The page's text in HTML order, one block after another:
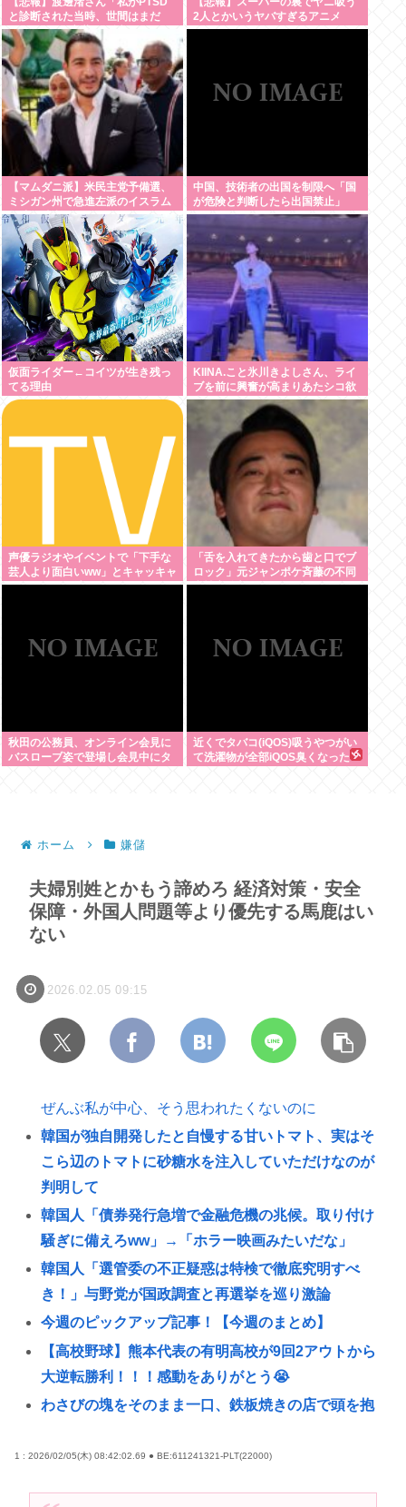
と診断された当時、世間はまだ
PTSDという言葉は浸透されてい
ませんでした」
2人とかいうヤバすぎるアニメ
【マムダニ派】米民主党予備選、
ミシガン州で急進左派のイスラム
教徒が勝利
中国、技術者の出国を制限へ「国
が危険と判断したら出国禁止」
仮面ライダー←コイツが生き残っ
てる理由
KIINA.こと氷川きよしさん、ライ
ブを前に興奮が高まりあたシコ欲
全開www
声優ラジオやイベントで「下手な
芸人より面白いww」とキャッキャ
してたオタク消える
「舌を入れてきたから歯と口でブ
ロック」元ジャンポケ斉藤の不同
意性交公判
秋田の公務員、オンライン会見に
バスローブ姿で登場し会見中にタ
近くでタバコ(iQOS)吸うやつがい
て洗濯物が全部iQOS臭くなった
ホーム 嫌儲
夫婦別姓とかもう諦めろ 経済対策・安全
保障・外国人問題等より優先する馬鹿はい
ない
2026.02.05 09:15
ぜんぶ私が中心、そう思われたくないのに
韓国が独自開発したと自慢する甘いトマト、実はそ
こら辺のトマトに砂糖水を注入していただけなのが
判明して
韓国人「債券発行急増で金融危機の兆候。取り付け
騒ぎに備えろww」→「ホラー映画みたいだな」
韓国人「選管委の不正疑惑は特検で徹底究明すべ
き！」与野党が国政調査と再選挙を巡り激論
今週のピックアップ記事！【今週のまとめ】
【高校野球】熊本代表の有明高校が9回2アウトから
大逆転勝利！！！感動をありがとう😭
わさびの塊をそのまま一口、鉄板焼きの店で頭を抱
【海外の
1 : 2026/02/05(木) 08:42:02.69 ● BE:611241321-PLT(22000)